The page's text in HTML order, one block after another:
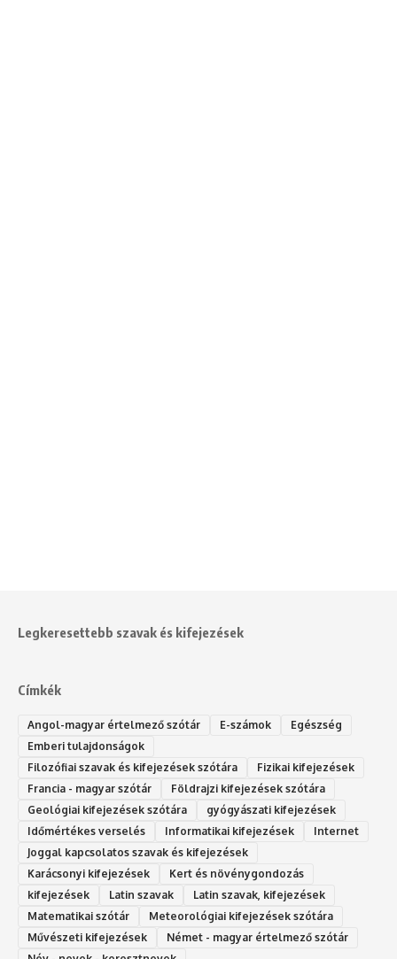
Legkeresettebb szavak és kifejezések
Címkék
Angol-magyar értelmező szótár E-számok
Egészség
Emberi tulajdonságok
Filozófiai szavak és kifejezések szótára
Fizikai kifejezések
Francia - magyar szótár
Földrajzi kifejezések szótára
Geológiai kifejezések szótára
gyógyászati kifejezések
Időmértékes verselés
Informatikai kifejezések
Internet
Joggal kapcsolatos szavak és kifejezések
Karácsonyi kifejezések
Kert és növénygondozás
kifejezések
Latin szavak
Latin szavak, kifejezések
Matematikai szótár
Meteorológiai kifejezések szótára
Művészeti kifejezések
Német - magyar értelmező szótár